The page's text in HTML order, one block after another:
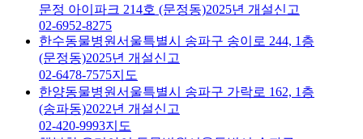
문정 아이파크 214호 (문정동)2025년 개설신고
02-6952-8275
한수동물병원서울특별시 송파구 송이로 244, 1층
(문정동)2025년 개설신고
02-6478-7575지도
한양동물병원서울특별시 송파구 가락로 162, 1층
(송파동)2022년 개설신고
02-420-9993지도